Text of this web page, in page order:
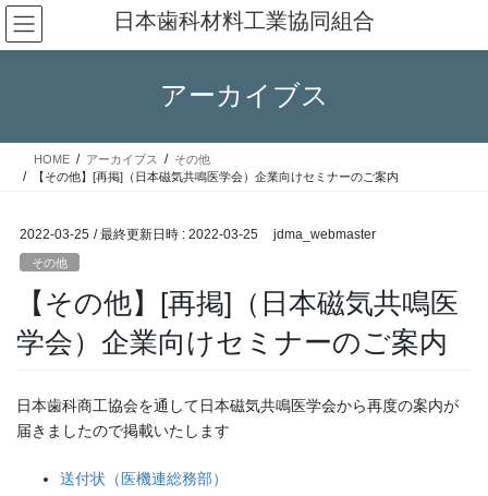
コ
ン
テ
ス
ナ
ビ
ゲ
ン
日本歯科材料工業協同組合
アーカイブス
HOME アーカイブス
その他
【その他】[再掲]（日本磁気共鳴医学会）企業向けセミナーのご案内
2022-03-25 / 最終更新日時 : 2022-03-25 jdma_webmaster
その他
【その他】[再掲]（日本磁気共鳴医
学会）企業向けセミナーのご案内
日本歯科商工協会を通して日本磁気共鳴医学会から再度の案内が
届きましたので掲載いたします
送付状（医機連総務部）